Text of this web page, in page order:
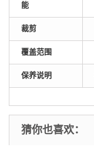
能
裁剪
覆盖范围
保养说明
猜你也喜欢：